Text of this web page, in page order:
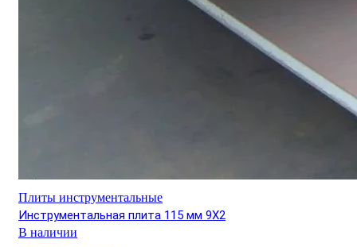
Плиты инструментальные
Инструментальная плита 115 мм 9Х2
В наличии